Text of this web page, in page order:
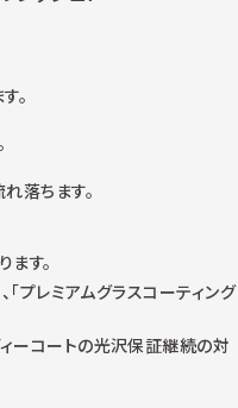
。
落ちます。
す。
「プレミアムグラスコーティング
ーコートの光沢保証継続の対